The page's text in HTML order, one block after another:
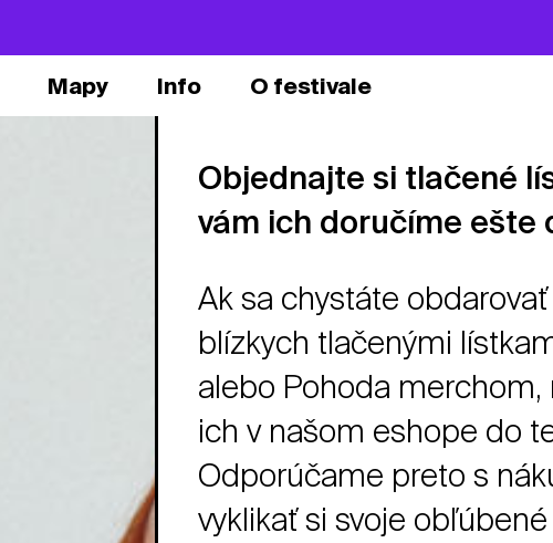
Mapy Info O festivale
Objednajte si tlačené
vám ich doručíme ešte
Ak sa chystáte
blízkych tlačenými
alebo Pohoda
ich v našom eshope do
Odporúčame preto s
vyklikať si svoje